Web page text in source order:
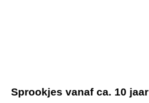
Sprookjes vanaf ca. 10 jaar